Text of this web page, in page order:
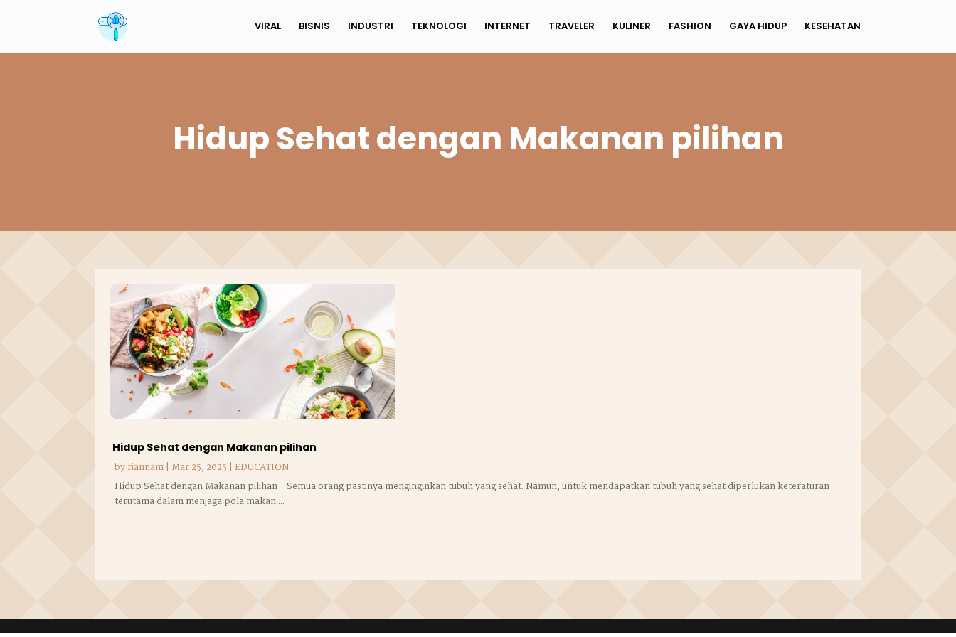
VIRAL BISNIS INDUSTRI TEKNOLOGI INTERNET TRAVELER KULINER FASHION GAYA HIDUP KESEHATAN
Hidup Sehat dengan Makanan pilihan
Hidup Sehat dengan Makanan pilihan
byriannam| Mar 25, 2025 | EDUCATION
Hidup Sehat dengan Makanan pilihan - Semua orang pastinya menginginkan tubuh yang sehat. Namun, untuk mendapatkan tubuh yang sehat diperlukan keteraturan
terutama dalam menjaga pola makan....